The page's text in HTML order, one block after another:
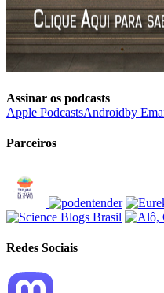
Assinar os podcasts
Apple PodcastsAndroidby
Parceiros
Redes Sociais